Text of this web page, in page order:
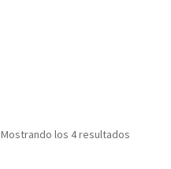
Mostrando los 4 resultadosOrdenado